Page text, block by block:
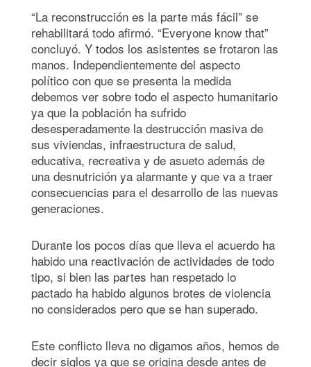
“La reconstrucción es la parte más fácil” se
rehabilitará todo afirmó. “Everyone know that”
concluyó. Y todos los asistentes se frotaron las
manos. Independientemente del aspecto
político con que se presenta la medida
debemos ver sobre todo el aspecto humanitario
ya que la población ha sufrido
desesperadamente la destrucción masiva de
sus viviendas, infraestructura de salud,
educativa, recreativa y de asueto además de
una desnutrición ya alarmante y que va a traer
consecuencias para el desarrollo de las nuevas
generaciones.
Durante los pocos días que lleva el acuerdo ha
habido una reactivación de actividades de todo
tipo, si bien las partes han respetado lo
pactado ha habido algunos brotes de violencia
no considerados pero que se han superado.
Este conflicto lleva no digamos años, hemos de
decir siglos ya que se origina desde antes de